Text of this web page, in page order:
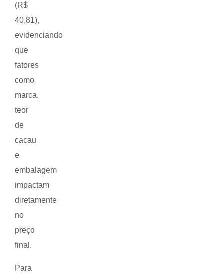
(R$
40,81),
evidenciando
que
fatores
como
marca,
teor
de
cacau
e
embalagem
impactam
diretamente
no
preço
final.
Para